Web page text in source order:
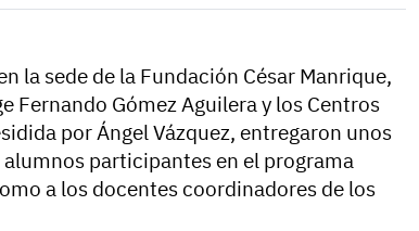
la sede de la Fundación César Manrique,
Gómez Aguilera y los Centros
por Ángel Vázquez, entregaron unos
participantes en el programa
a los docentes coordinadores de los